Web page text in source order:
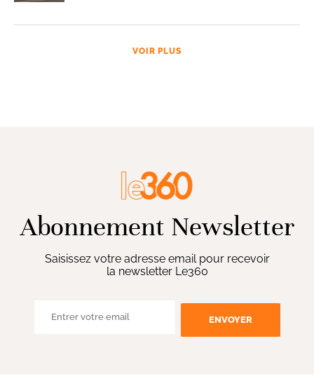
VOIR PLUS
Abonnement Newsletter
Saisissez votre adresse email pour recevoir
la newsletter Le360
ENVOYER